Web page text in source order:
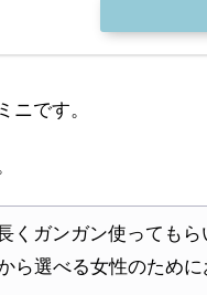
ニです。
くガンガン使っても
ら選べる女性のため